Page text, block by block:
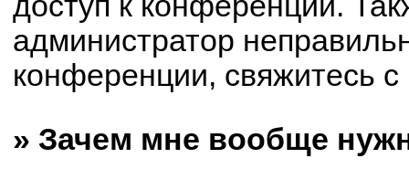
администратор
конференции, свяжитесь
» Зачем мне вообще